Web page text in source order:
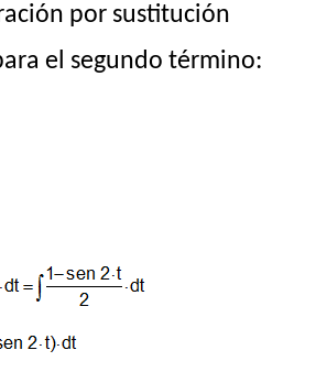
por sustitución
el segundo término: